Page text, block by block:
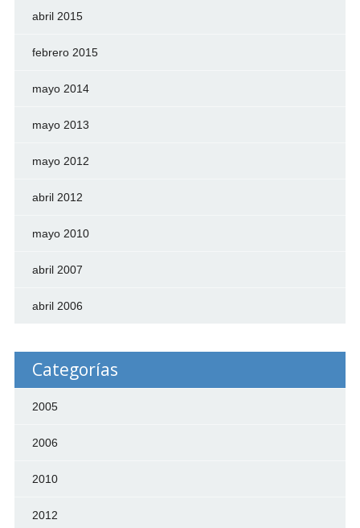
abril 2015
febrero 2015
mayo 2014
mayo 2013
mayo 2012
abril 2012
mayo 2010
abril 2007
abril 2006
Categorías
2005
2006
2010
2012